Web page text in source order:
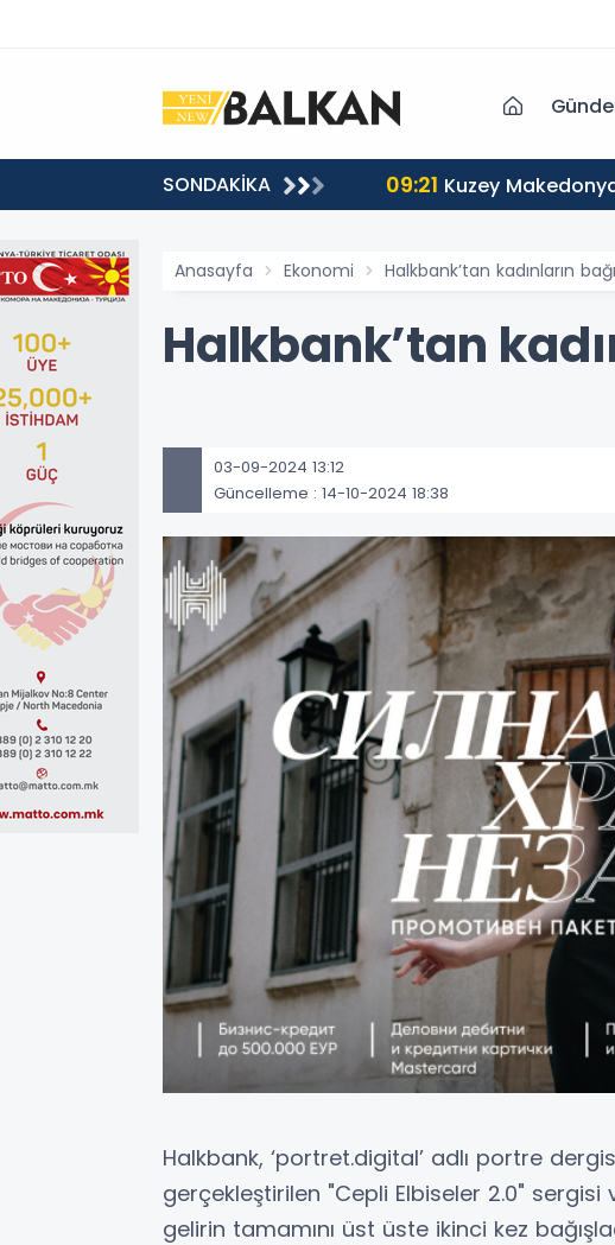
SONDAKİKA 09:21 Kuzey
Anasayfa Ekonomi Halkbank’tan kadınların
Halkbank’tan
03-09-2024 13:12
Güncelleme : 14-10-2024 18:38
Halkbank, ‘portret.digital’ adlı portre
gerçekleştirilen "Cepli Elbiseler 2.0" sergisi
gelirin tamamını üst üste ikinci kez